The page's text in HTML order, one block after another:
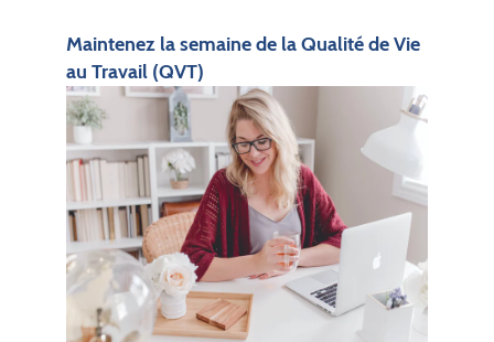
Maintenez la semaine de la Qualité de Vie
au Travail (QVT)